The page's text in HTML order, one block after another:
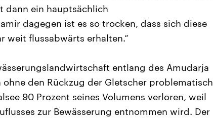
dann ein hauptsächlich
dagegen ist es so trocken, dass sich diese
weit flussabwärts erhalten.“
entlang des Amudarja
den Rückzug der Gletscher problematisch
90 Prozent seines Volumens verloren, weil
zur Bewässerung entnommen wird. Der